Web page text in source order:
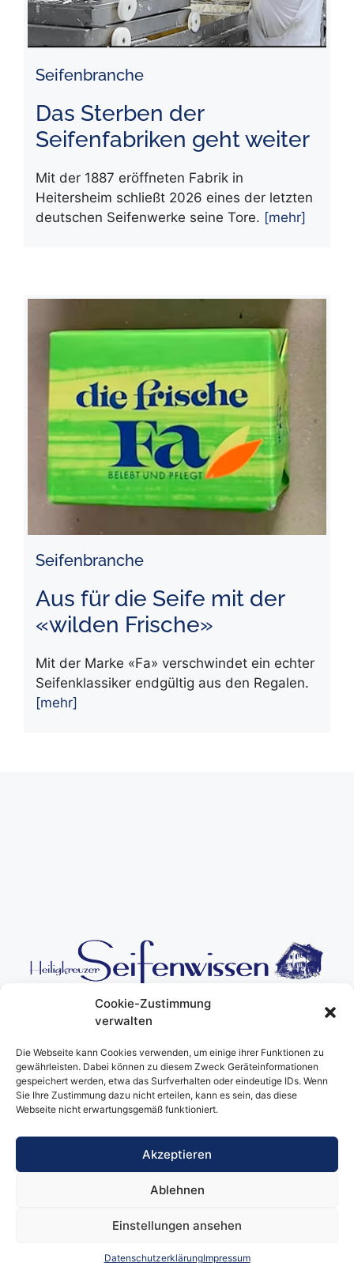
Cookie-Zustimmung
verwalten
Die Webseite kann Cookies verwenden, um einige ihrer Funktionen zu
gewährleisten. Dabei können zu diesem Zweck Geräteinformationen
gespeichert werden, etwa das Surfverhalten oder eindeutige IDs. Wenn
Sie Ihre Zustimmung dazu nicht erteilen, kann es sein, das diese
Webseite nicht erwartungsgemäß funktioniert.
Akzeptieren
Ablehnen
Einstellungen ansehen
DatenschutzerklärungImpressum
Seifenbranche
Das Sterben der
Seifenfabriken geht weiter
Mit der 1887 eröffneten Fabrik in
Heitersheim schließt 2026 eines der letzten
deutschen Seifenwerke seine Tore. [mehr]
Seifenbranche
Aus für die Seife mit der
«wilden Frische»
Mit der Marke «Fa» verschwindet ein echter
Seifenklassiker endgültig aus den Regalen.
[mehr]
Eine Webseite von Wolfgang Frey – Journalist, Publizist und
Autor des Buchs «Die Renaissance der Seife».
Impressum | Datenschutz